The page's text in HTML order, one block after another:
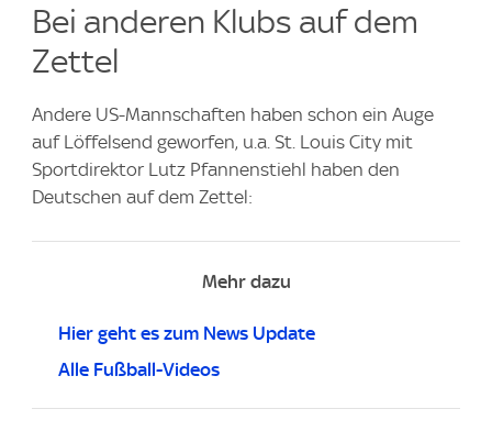
Bei anderen Klubs auf dem
Zettel
Andere US-Mannschaften haben schon ein Auge
auf Löffelsend geworfen, u.a. St. Louis City mit
Sportdirektor Lutz Pfannenstiehl haben den
Deutschen auf dem Zettel:
Mehr dazu
Hier geht es zum News Update
Alle Fußball-Videos